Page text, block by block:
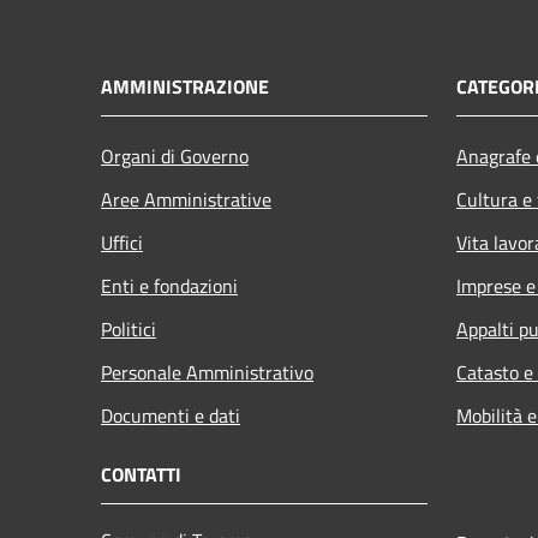
AMMINISTRAZIONE
Organi di Governo
Aree Amministrative
Uffici
Enti e fondazioni
Politici
Personale Amministrativo
Documenti e dati
Cultura
Vita
Imprese
Appalti
Catasto
Mobilità
CONTATTI